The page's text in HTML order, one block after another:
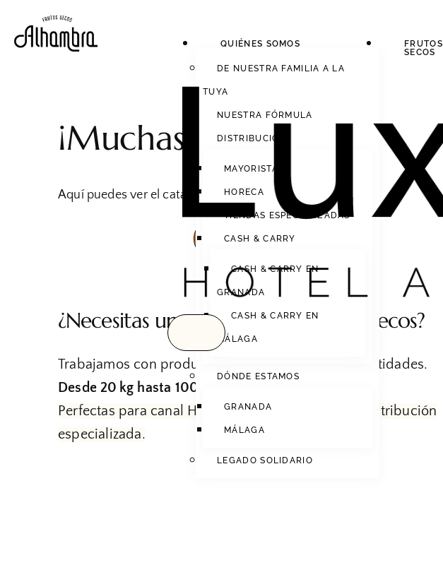
QUIÉNES SOMOS
DE NUESTRA FAMILIA A LA
TUYA
NUESTRA FÓRMULA
DISTRIBUCIÓN
MAYORISTAS
HORECA
TIENDAS ESPECIALIZADAS
CASH & CARRY
CASH & CARRY EN
GRANADA
CASH & CARRY EN
MÁLAGA
DÓNDE ESTAMOS
GRANADA
MÁLAGA
LEGADO SOLIDARIO
FRUTOS
SECOS
¡Muchas gracias!
Aquí puedes ver el catálogo
VER CATÁLOGO
¿Necesitas un mayorista de Frutos Secos?
Trabajamos con productos a granel, ofreciendo cantidades.
Desde 20 kg hasta 100 kg.
Perfectas para canal HORECA, supermercados
y distribución
especializada.